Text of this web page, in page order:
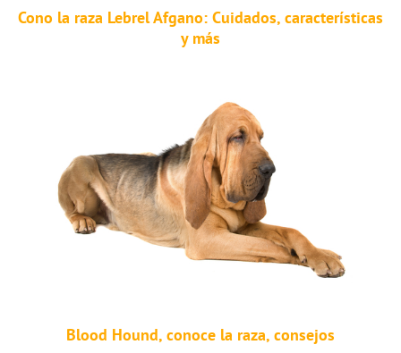
Cono la raza Lebrel Afgano: Cuidados, características
y más
Blood Hound, conoce la raza, consejos